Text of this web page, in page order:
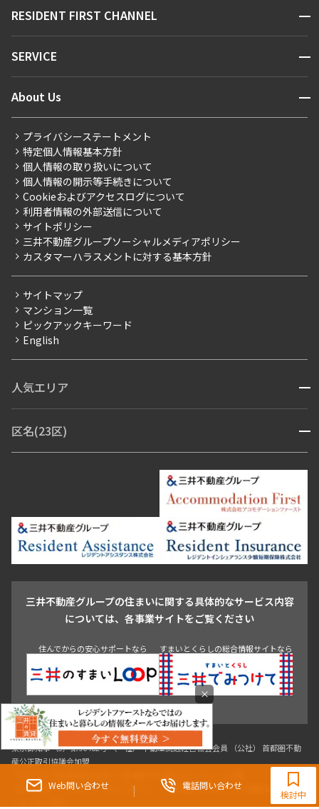
Web問い合わせ 電話問い合わせ
0120-321-983
9:30~18:00（水曜定休）
検討中
新着情報から探す
新着募集情報
こだわりから探す
こだわり一覧
プレミアムマンション
新築
当社限定（港区・渋谷区）
当社限定（港区・渋谷区以外）
三井不動産企画
賃料改定
フリーレント
ペット可
ブランドマンション
お問い合わせ
RESIDENT FIRST CHANNEL 開閉
マンションレポート
住まいのコラム
SERVICE 開閉
会員ページ
ご入居・提携サービス
お部屋探しからご契約まで
よくあるご質問
社宅紹介
【仲介会社様向け】当社仲介事業部取り扱い物件入居申込
About Us 開閉
会社情報
事業案内
採用情報
ニュースリリース
お問い合わせ
プライバシーステートメント
特定個人情報基本方針
個人情報の取り扱いについて
個人情報の開示等手続きについて
Cookieおよびアクセスログについて
利用者情報の外部送信について
サイトポリシー
三井不動産グループソーシャルメディアポリシー
カスタマーハラスメントに対する基本方針
サイトマップ
マンション一覧
ピックアックキーワード
English
人気エリア 開閉
青山・表参道・原宿
市ヶ谷・神楽坂・飯田橋
三田・芝・浜松町
月島・勝どき・豊洲
本郷・春日・小石川
新宿・代々木
目白・高田馬場・早稲田
池尻大橋・三軒茶屋
祐天寺・学芸大学・自由が丘
駒沢・用賀・二子玉川
成城・砧
池袋・板橋・王子
青山 渋谷 東京・大手町 新宿 品川
目黒・中目黒
区名(23区) 開閉
江東区 台東区 墨田区
中野区
練馬区 荒川区
足立区
葛飾区
江戸川区
三井不動産グループの住まいに関する具体的なサービス内容
については、各事業サイトをご覧ください
住んでからの安心サポートなら すまいとくらしの総合情報サイトなら
東京都知事（3）第96482号 （一社） 不動産流通経営協会会員 （公社） 首都圏不動
×